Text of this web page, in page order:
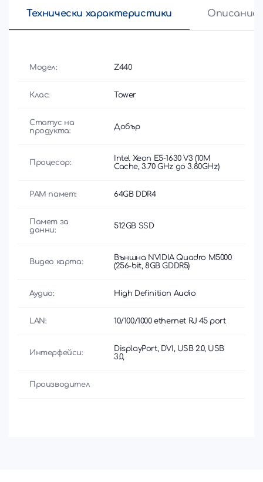
Технически характеристики Описание
Модел: Z440
Клас: Tower
Статус на
продукта:
Добър
Процесор:
Intel Xeon E5-1630 V3 (10M
Cache, 3.70 GHz до 3.80GHz)
РАМ памет: 64GB DDR4
Памет за
данни:
512GB SSD
Видео карта:
Външна NVIDIA Quadro M5000
(256-bit, 8GB GDDR5)
Аудио: High Definition Audio
LAN: 10/100/1000 ethernet RJ 45 port
Интерфейси:
DisplayPort, DVI, USB 2.0, USB
3.0,
Производител